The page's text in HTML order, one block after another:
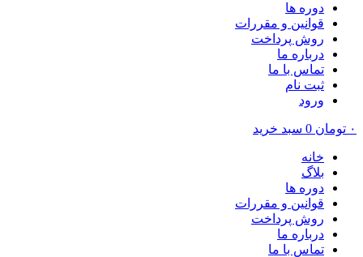
دوره ها
قوانین و مقررات
روش پرداخت
درباره ما
تماس با ما
ثبت نام
ورود
۰ تومان 0 سبد خرید
خانه
بلاگ
دوره ها
قوانین و مقررات
روش پرداخت
درباره ما
تماس با ما